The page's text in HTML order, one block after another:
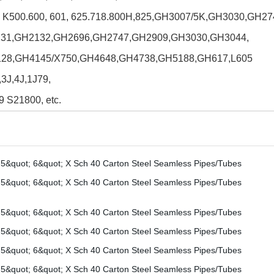
K500.600, 601, 625.718.800H ,825,GH3007/
GH2132,GH2696,GH2747,GH2909,GH3030,GH3044,
X750,GH4648,GH4738,GH5188,GH617,L605
S21800, etc.